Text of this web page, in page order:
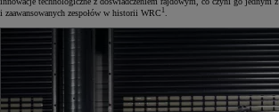
i zaawansowanych zespołów w historii WRC 1.